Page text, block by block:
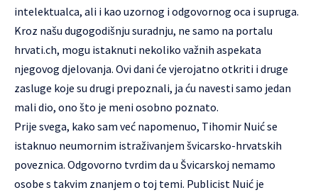
intelektualca, ali i kao uzornog i odgovornog oca i supruga.
Kroz našu dugogodišnju suradnju, ne samo na portalu
hrvati.ch, mogu istaknuti nekoliko važnih aspekata
njegovog djelovanja. Ovi dani će vjerojatno otkriti i druge
zasluge koje su drugi prepoznali, ja ću navesti samo jedan
mali dio, ono što je meni osobno poznato.
Prije svega, kako sam već napomenuo, Tihomir Nuić se
istaknuo neumornim istraživanjem švicarsko-hrvatskih
poveznica. Odgovorno tvrdim da u Švicarskoj nemamo
osobe s takvim znanjem o toj temi. Publicist Nuić je